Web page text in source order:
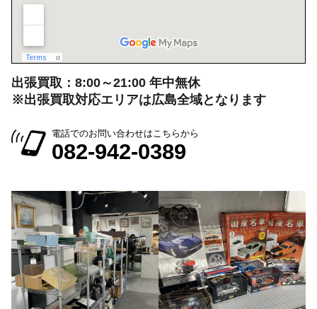
出張買取：8:00～21:00 年中無休
※出張買取対応エリアは広島全域となります
電話でのお問い合わせはこちらから
082-942-0389